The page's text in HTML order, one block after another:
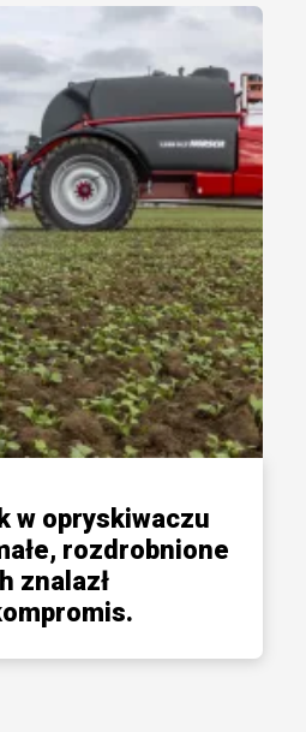
w opryskiwaczu
rozdrobnione
znalazł